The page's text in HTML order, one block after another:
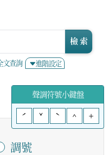
文查詢 進階設定
檢 索
聲調符號小鍵盤
ˊ
ˇ ˋ ^ +
調號